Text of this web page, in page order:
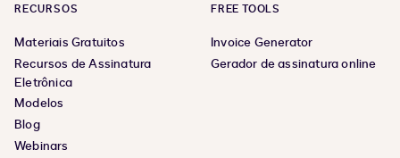
RECURSOS
Materiais Gratuitos
Recursos de Assinatura
Eletrônica
Modelos
Blog
Webinars
FREE TOOLS
Invoice Generator
Gerador de assinatura online